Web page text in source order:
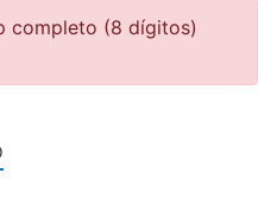
completo (8 dígitos)